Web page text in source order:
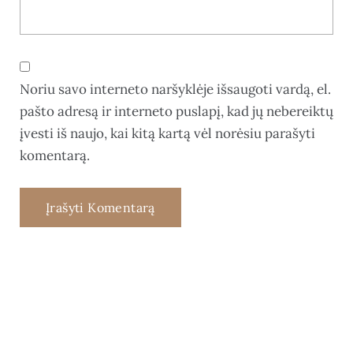
Noriu savo interneto naršyklėje išsaugoti vardą, el.
pašto adresą ir interneto puslapį, kad jų nebereiktų
įvesti iš naujo, kai kitą kartą vėl norėsiu parašyti
komentarą.